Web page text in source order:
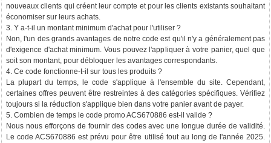
nouveaux clients qui créent leur compte et pour les clients existants souhaitant
économiser sur leurs achats.
3. Y a-t-il un montant minimum d'achat pour l'utiliser ?
Non, l'un des grands avantages de notre code est qu'il n'y a généralement pas
d'exigence d'achat minimum. Vous pouvez l'appliquer à votre panier, quel que
soit son montant, pour débloquer les avantages correspondants.
4. Ce code fonctionne-t-il sur tous les produits ?
La plupart du temps, le code s'applique à l'ensemble du site. Cependant,
certaines offres peuvent être restreintes à des catégories spécifiques. Vérifiez
toujours si la réduction s'applique bien dans votre panier avant de payer.
5. Combien de temps le code promo ACS670886 est-il valide ?
Nous nous efforçons de fournir des codes avec une longue durée de validité.
Le code ACS670886 est prévu pour être utilisé tout au long de l'année 2025.